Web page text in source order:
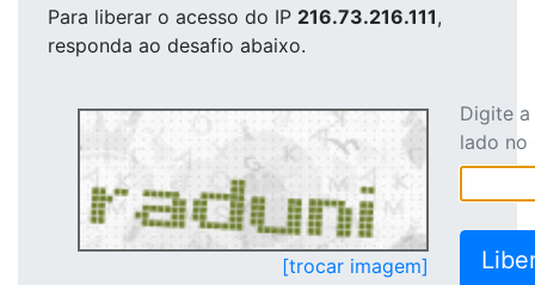
Para liberar o acesso do IP 216.73.216.111,
responda ao desafio abaixo.
[trocar imagem]
Digite
lado no